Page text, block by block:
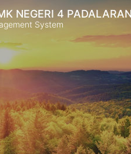
NEGERI 4
System